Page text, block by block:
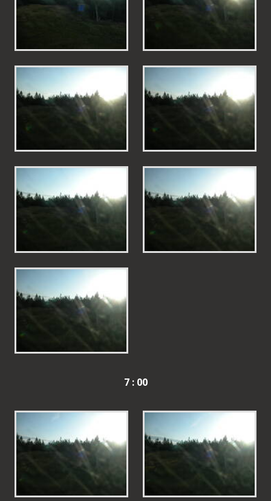
7 : 00